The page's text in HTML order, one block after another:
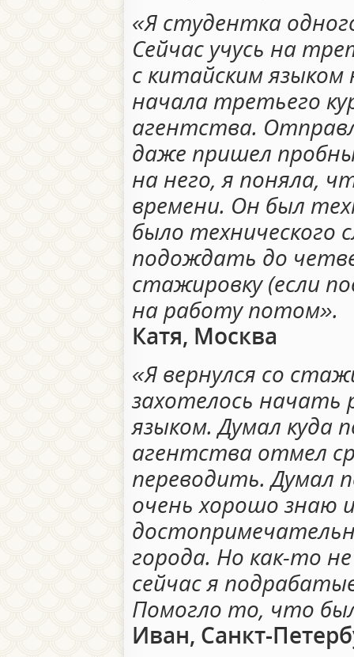
«Я студентка
Сейчас учусь на
с китайским
начала третьего
агентства.
даже пришел
на него, я поняла,
времени. Он был
было технического
подождать до
стажировку (если
на работу потом».
Катя, Москва
«Я вернулся со
захотелось
языком. Думал куда
агентства отмел
переводить. Думал
очень хорошо знаю
города. Но как-то
сейчас я
Помогло то, что
Иван, Санкт-